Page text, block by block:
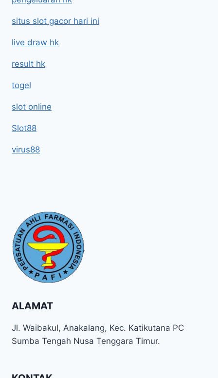
situs slot gacor hari ini
live draw hk
result hk
togel
slot online
Slot88
virus88
ALAMAT
Jl. Waibakul, Anakalang, Kec. Katikutana PC
Sumba Tengah Nusa Tenggara Timur.